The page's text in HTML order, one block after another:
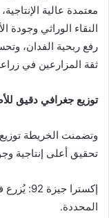
معتمدة عالية
النقاء الوراثي وجودة
رفع ربحية الفدان،
ثقة المزارعين في
توزيع جغرافي دقيق
وتضمنت الخريطة
تحقيق أعلى إنتاجية
إكسترا
المحددة.